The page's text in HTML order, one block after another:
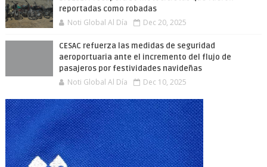
reportadas como robadas
Noti Global Al Día Dec 20, 2025
CESAC refuerza las medidas de seguridad
aeroportuaria ante el incremento del flujo de
pasajeros por festividades navideñas
Noti Global Al Día Dec 10, 2025